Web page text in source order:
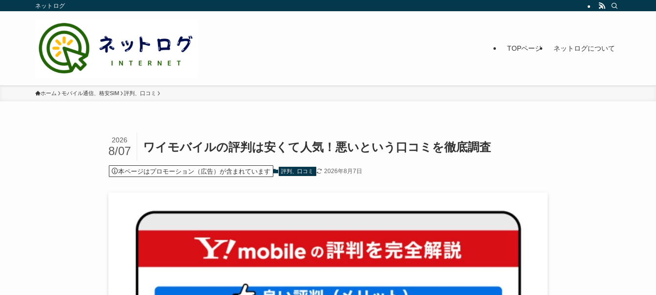
ネットログ
TOPページ ネットログについて
ホーム モバイル通信、格安SIM 評判、口コミ
ワイモバイルの評判は安くて人気！悪いという口コミを徹底調査
2026
8/07
本ページはプロモーション（広告）が含まれています 評判、口コミ 2026年8月7日